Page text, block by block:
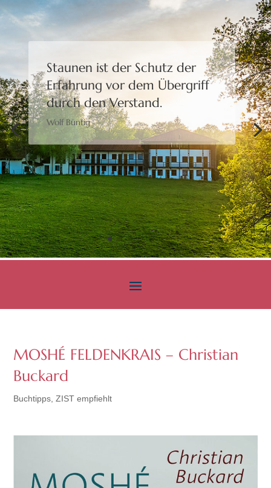
Staunen ist der Schutz der
Erfahrung vor dem Übergriff
durch den Verstand.
Wolf Büntig
Bewusstheit gibt uns die
Freiheit,eine Wahl zu treffen.
Moshé Feldenkrais
MOSHÉ FELDENKRAIS – Christian
Buckard
Buchtipps ,ZIST empfiehlt